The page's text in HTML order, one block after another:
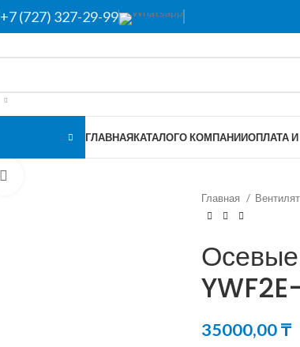
+7 (727) 327-29-99
ГЛАВНАЯКАТАЛОГО КОМПАНИИОПЛАТА
Главная
35000,00₸